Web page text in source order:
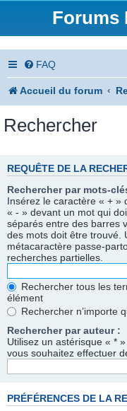
Forums
FAQ
Accueil du forum
Rechercher
REQUÊTE DE LA
Rechercher par mots-
Insérez le caractère « + »
« - » devant un mot qui
séparés entre des barres
des mots doit être trouvé.
métacaractère passe-
recherches partielles.
Rechercher tous les
élément
Rechercher n’importe
Rechercher par auteur :
Utilisez un astérisque « *
vous souhaitez effectuer
PRÉFÉRENCES DE LA